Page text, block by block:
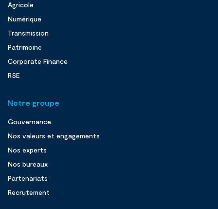
Agricole
Numérique
Transmission
Patrimoine
Corporate Finance
RSE
Notre groupe
Gouvernance
Nos valeurs et engagements
Nos experts
Nos bureaux
Partenariats
Recrutement